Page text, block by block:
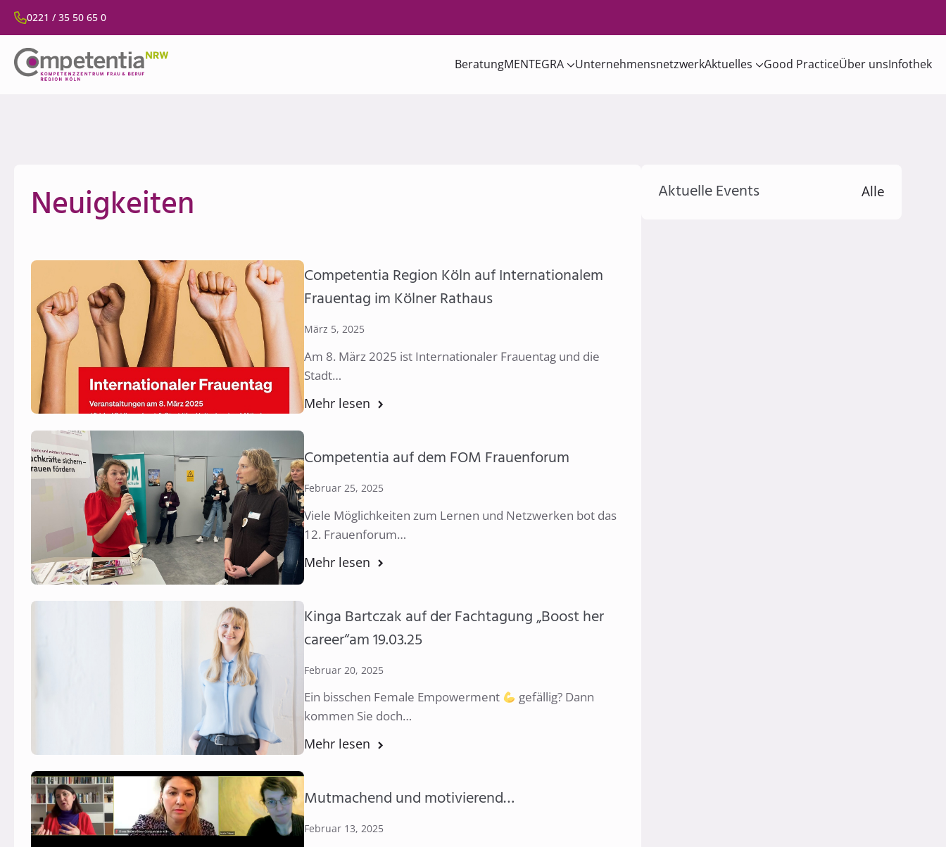
0221 / 35 50 65 0
BeratungMENTEGRA UnternehmensnetzwerkAktuelles Good PracticeÜber unsInfothek
Neuigkeiten
Competentia Region Köln auf Internationalem
Frauentag im Kölner Rathaus
März 5, 2025
Am 8. März 2025 ist Internationaler Frauentag und die
Stadt…
Mehr lesen
Competentia auf dem FOM Frauenforum
Februar 25, 2025
Viele Möglichkeiten zum Lernen und Netzwerken bot das
12. Frauenforum…
Mehr lesen
Kinga Bartczak auf der Fachtagung „Boost her
career“am 19.03.25
Februar 20, 2025
Ein bisschen Female Empowerment
gefällig? Dann
kommen Sie doch…
Mehr lesen
Mutmachend und motivierend…
Februar 13, 2025
Aktuelle Events Alle